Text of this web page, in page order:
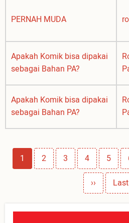
PERNAH MUDA
Apakah Komik bisa dipakai
sebagai Bahan PA?
Apakah Komik bisa dipakai
sebagai Bahan PA?
Pagination
Page
1 Page
2 Page
3 Page
4 Page
5
Next
page
››
Last